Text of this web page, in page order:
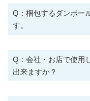
Q：梱包するダンボー
す。
Q：会社・お店で使用
出来ますか？